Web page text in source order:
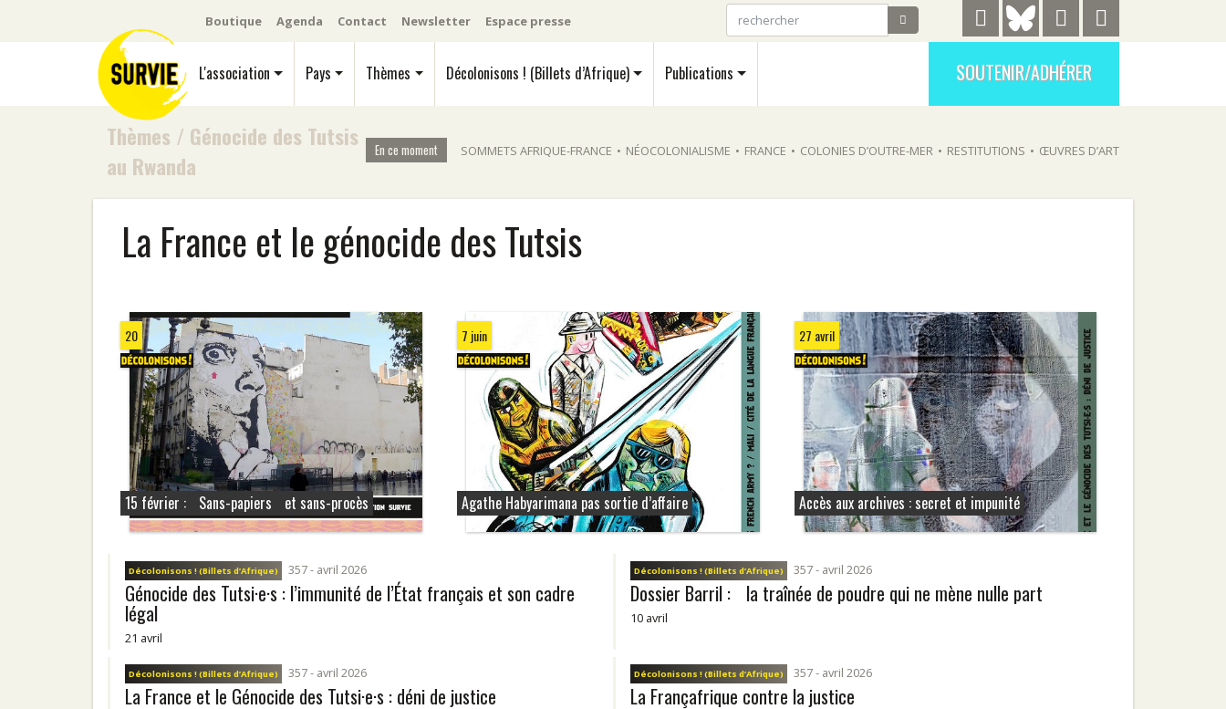
Boutique Agenda Contact Newsletter Espace presse
L'association Pays Thèmes Décolonisons ! (Billets d’Afrique) Publications SOUTENIR/ADHÉRER
Thèmes / Génocide des Tutsis
au Rwanda
En ce moment SOMMETS AFRIQUE-FRANCE • NÉOCOLONIALISME • FRANCE • COLONIES D’OUTRE-MER • RESTITUTIONS • ŒUVRES D’ART
La France et le génocide des Tutsis
20
15 février : Sans-papiers et sans-procès
7 juin
Agathe Habyarimana pas sortie d’affaire
27 avril
Accès aux archives : secret et impunité
Décolonisons ! (Billets d’Afrique) 357 - avril 2026
Génocide des Tutsi·e·s : l’immunité de l’État français et son cadre
légal
21 avril
Décolonisons ! (Billets d’Afrique) 357 - avril 2026
Dossier Barril : la traînée de poudre qui ne mène nulle part
10 avril
Décolonisons ! (Billets d’Afrique) 357 - avril 2026
La France et le Génocide des Tutsi·e·s : déni de justice
Décolonisons ! (Billets d’Afrique) 357 - avril 2026
La Françafrique contre la justice